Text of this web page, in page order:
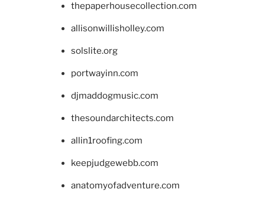
thepaperhousecollection.com
allisonwillisholley.com
solslite.org
portwayinn.com
djmaddogmusic.com
thesoundarchitects.com
allin1roofing.com
keepjudgewebb.com
anatomyofadventure.com